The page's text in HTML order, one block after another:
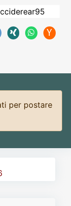
per postare